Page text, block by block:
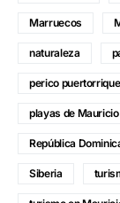
Marruecos
naturaleza
perico
playas de Mauricio
República
Siberia